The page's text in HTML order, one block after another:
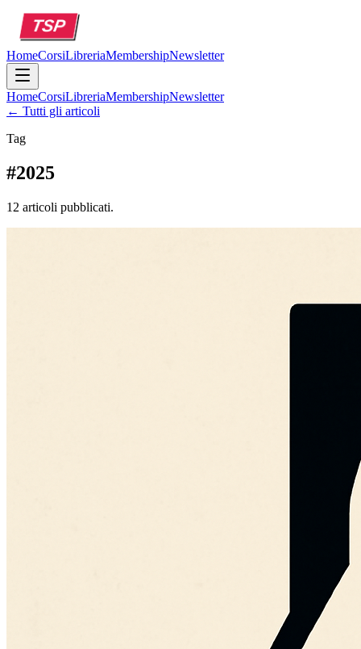
HomeCorsiLibreriaMembershipNewsletter
HomeCorsiLibreriaMembershipNewsletter
← Tutti gli articoli
Tag
#2025
12 articoli pubblicati.